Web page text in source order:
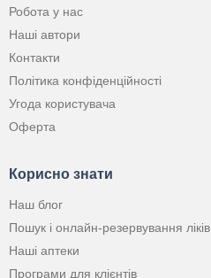
Робота у нас
Наші автори
Контакти
Політика конфіденційності
Угода користувача
Оферта
Корисно знати
Наш блог
Пошук і онлайн-резервування ліків
Наші аптеки
Програми для клієнтів